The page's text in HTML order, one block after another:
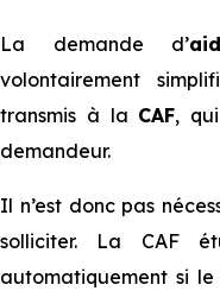
La demande d’
volontairement
transmis à la CAF,
demandeur.
Il n’est donc pas
solliciter. La CAF
automatiquement si